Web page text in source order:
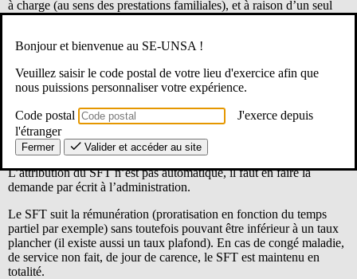
à charge (au sens des prestations familiales), et à raison d’un seul
par ménage.
Lorsqu’un couple assume la charge du ou des mêmes enfants, le
bénéficiaire est celui d’entre eux qu’ils désignent d’un commun
accord. Il est donc important de bien réfléchir et de choisir lequel,
des deux parents, en bénéficiera au meilleur taux.
Les droits sont ouverts à compter du 1er jour du mois suivant la
naissance de l’enfant. Ils cessent le 1er jour du mois au cours
duquel les conditions ne sont plus remplies.
L’attribution du SFT n’est pas automatique, il faut en faire la
demande par écrit à l’administration.
Le SFT suit la rémunération (proratisation en fonction du temps
partiel par exemple) sans toutefois pouvant être inférieur à un taux
plancher (il existe aussi un taux plafond). En cas de congé maladie,
de service non fait, de jour de carence, le SFT est maintenu en
totalité.
Bonjour et bienvenue au SE-UNSA !
Veuillez saisir le code postal de votre lieu d'exercice afin que
nous puissions personnaliser votre expérience.
Code postal
J'exerce depuis
l'étranger
Fermer Valider et accéder au site